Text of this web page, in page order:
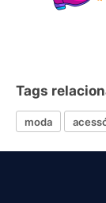
Tags
moda